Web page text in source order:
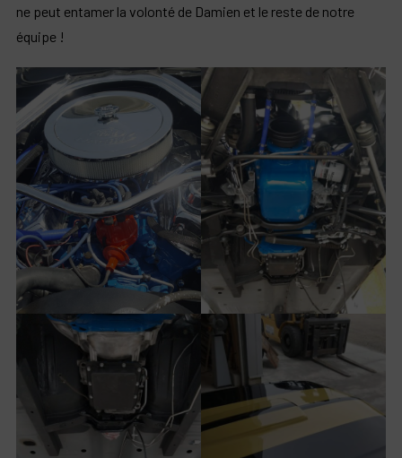
ne peut entamer la volonté de Damien et le reste de notre
équipe !